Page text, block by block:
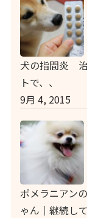
犬の指間炎 治
トで、、
9月 4, 2015
ポメラニアン
ゃん｜継続し